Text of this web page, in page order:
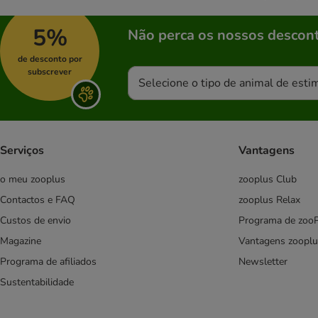
Pro Plan Veterinary Diets
Royal Canin Veterinary
Rocco Diet Care
Alimentação mista
Hipoalergénica
Sénior
4Vets
Almo Nature
Animonda
Applaws
BF Petfood
5%
de desconto por
subscrever
Não perca os nossos
Selecione o tipo de animal de
Serviços
o meu zooplus
Contactos e FAQ
Custos de envio
Magazine
Programa de afiliados
Sustentabilidade
Vantagens
zooplus Club
zooplus Relax
Programa de
Vantagens
Newsletter